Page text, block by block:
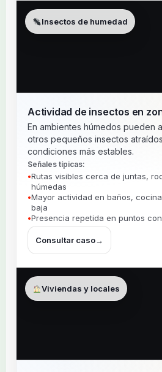
Insectos de humedad
Actividad de insectos en
En ambientes húmedos pueden
otros pequeños insectos
condiciones más estables.
Señales típicas:
Rutas visibles cerca de juntas,
húmedas
Mayor actividad en baños,
baja
Presencia repetida en puntos
Consultar caso→
Viviendas y locales